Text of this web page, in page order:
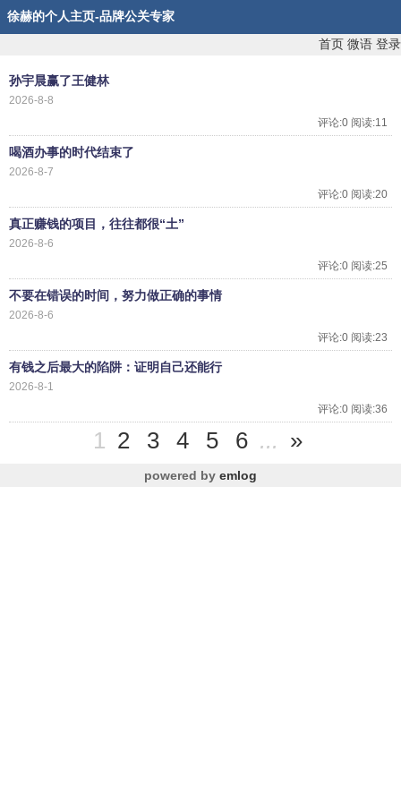
徐赫的个人主页-品牌公关专家
首页 微语 登录
孙宇晨赢了王健林
2026-8-8
评论:0 阅读:11
喝酒办事的时代结束了
2026-8-7
评论:0 阅读:20
真正赚钱的项目，往往都很“土”
2026-8-6
评论:0 阅读:25
不要在错误的时间，努力做正确的事情
2026-8-6
评论:0 阅读:23
有钱之后最大的陷阱：证明自己还能行
2026-8-1
评论:0 阅读:36
1 2 3 4 5 6 ... »
powered by emlog